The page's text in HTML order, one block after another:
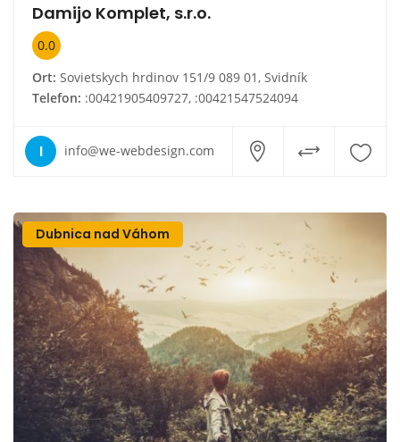
Damijo Komplet, s.r.o.
0.0
Ort: Sovietskych hrdinov 151/9 089 01, Svidník
Telefon: :00421905409727, :00421547524094
I info@we-webdesign.com
Dubnica nad Váhom